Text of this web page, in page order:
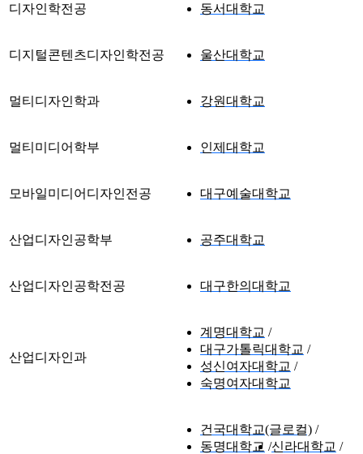
디자인학전공 동서대학교
디지털콘텐츠디자인학전공 울산대학교
멀티디자인학과 강원대학교
멀티미디어학부 인제대학교
모바일미디어디자인전공 대구예술대학교
산업디자인공학부 공주대학교
산업디자인공학전공 대구한의대학교
산업디자인과
계명대학교
대구가톨릭대학교
성신여자대학교
숙명여자대학교
건국대학교(글로컬)
동명대학교 신라대학교